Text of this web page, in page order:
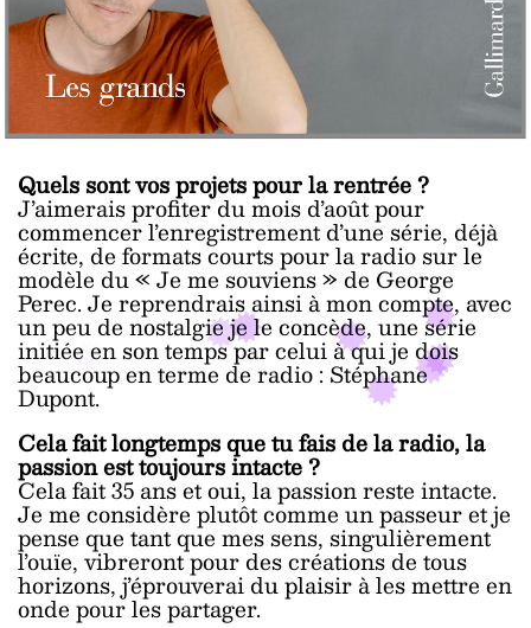
Quels sont vos projets pour la rentrée ?
J’aimerais profiter du mois d’août pour
commencer l’enregistrement d’une série, déjà
écrite, de formats courts pour la radio sur le
modèle du « Je me souviens » de George
Perec. Je reprendrais ainsi à mon compte, avec
un peu de nostalgie je le concède, une série
initiée en son temps par celui à qui je dois
beaucoup en terme de radio : Stéphane
Dupont.
Cela fait longtemps que tu fais de la radio, la
passion est toujours intacte ?
Cela fait 35 ans et oui, la passion reste intacte.
Je me considère plutôt comme un passeur et je
pense que tant que mes sens, singulièrement
l’ouïe, vibreront pour des créations de tous
horizons, j’éprouverai du plaisir à les mettre en
onde pour les partager.